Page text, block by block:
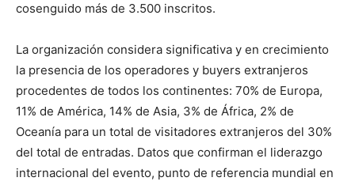
cosenguido más de 3.500 inscritos.
La organización considera significativa y en crecimiento
la presencia de los operadores y buyers extranjeros
procedentes de todos los continentes: 70% de Europa,
11% de América, 14% de Asia, 3% de África, 2% de
Oceanía para un total de visitadores extranjeros del 30%
del total de entradas. Datos que confirman el liderazgo
internacional del evento, punto de referencia mundial en